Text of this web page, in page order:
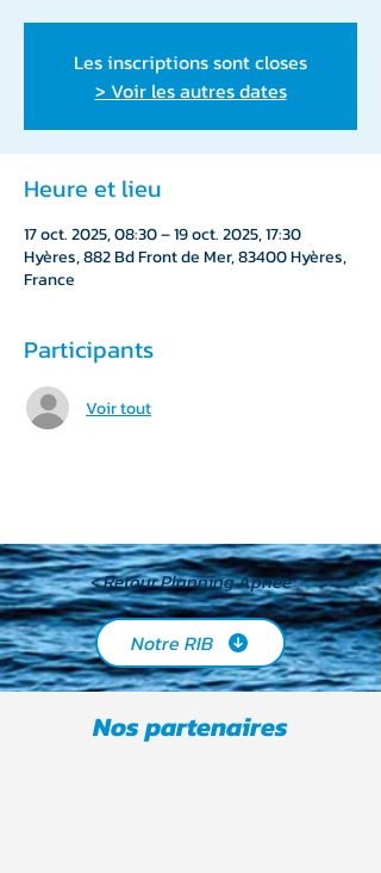
Les inscriptions sont closes
> Voir les autres dates
Heure et lieu
17 oct. 2025, 08:30 – 19 oct. 2025, 17:30
Hyères, 882 Bd Front de Mer, 83400 Hyères,
France
Participants
Voir tout
< Retour Planning Apnée
Notre RIB
Nos partenaires